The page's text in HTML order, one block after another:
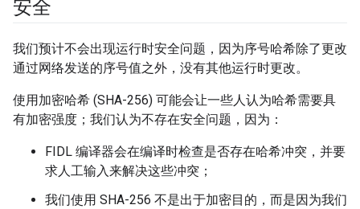
安全
我们预计不会出现运行时安全问题，因为序号哈希除了更改
通过网络发送的序号值之外，没有其他运行时更改。
使用加密哈希 (SHA-256) 可能会让一些人认为哈希需要具
有加密强度；我们认为不存在安全问题，因为：
FIDL 编译器会在编译时检查是否存在哈希冲突，并要
求人工输入来解决这些冲突；
我们使用 SHA-256 不是出于加密目的，而是因为我们